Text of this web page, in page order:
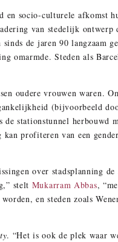
en socio-culturele afkomst
van stedelijk ontwerp
de jaren 90 langzaam
omarmde. Steden als
oudere vrouwen waren.
(bijvoorbeeld
de stationstunnel herbouwd
profiteren van een
over stadsplanning
stelt Mukarram Abbas,
en steden zoals
. “Het is ook de plek waar